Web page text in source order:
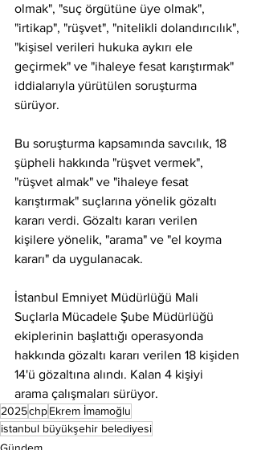
olmak", "suç örgütüne üye olmak",
"irtikap", "rüşvet", "nitelikli dolandırıcılık",
"kişisel verileri hukuka aykırı ele
geçirmek" ve "ihaleye fesat karıştırmak"
iddialarıyla yürütülen soruşturma
sürüyor.
Bu soruşturma kapsamında savcılık, 18
şüpheli hakkında "rüşvet vermek",
"rüşvet almak" ve "ihaleye fesat
karıştırmak" suçlarına yönelik gözaltı
kararı verdi. Gözaltı kararı verilen
kişilere yönelik, "arama" ve "el koyma
kararı" da uygulanacak.
İstanbul Emniyet Müdürlüğü Mali
Suçlarla Mücadele Şube Müdürlüğü
ekiplerinin başlattığı operasyonda
hakkında gözaltı kararı verilen 18 kişiden
14'ü gözaltına alındı. Kalan 4 kişiyi
arama çalışmaları sürüyor.
2025chpEkrem İmamoğlu
istanbul büyükşehir belediyesi
Gündem